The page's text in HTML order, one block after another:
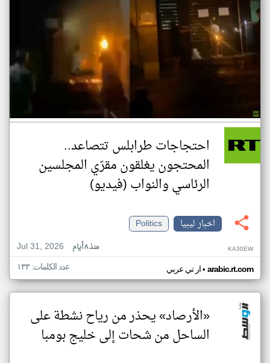
احتجاجات طرابلس تتصاعد..
المحتجون يغلقون مقرّي المجلسين
الرئاسي والنواب (فيديو)
اخبار ليبيا
Politics
Jul 31, 2026
منذ ٨ أيام KA30EW
ار تي عربي• arabic.rt.com عدد الكلمات: ١٣٣
«الأرصاد» يحذر من رياح نشطة على
الساحل من شحات إلى خليج بومبا